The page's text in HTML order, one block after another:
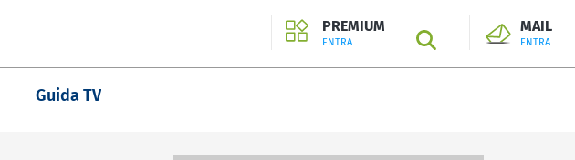
PREMIUM
ENTRA SEARCH
MAIL
ENTRA
Guida TV